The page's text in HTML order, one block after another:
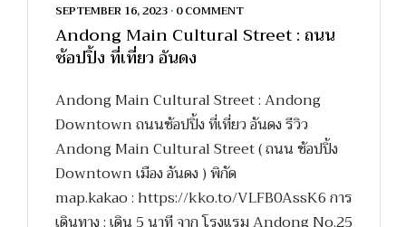
SEPTEMBER 16, 2023 • 0 COMMENT
Andong Main Cultural Street : ถนน
ช้อปปิ้ง ที่เที่ยว อันดง
Andong Main Cultural Street : Andong
Downtown ถนนช้อปปิ้ง ที่เที่ยว อันดง รีวิว
Andong Main Cultural Street ( ถนน ช้อปปิ้ง
Downtown เมือง อันดง ) พิกัด
map.kakao : https://kko.to/VLFB0AssK6 การ